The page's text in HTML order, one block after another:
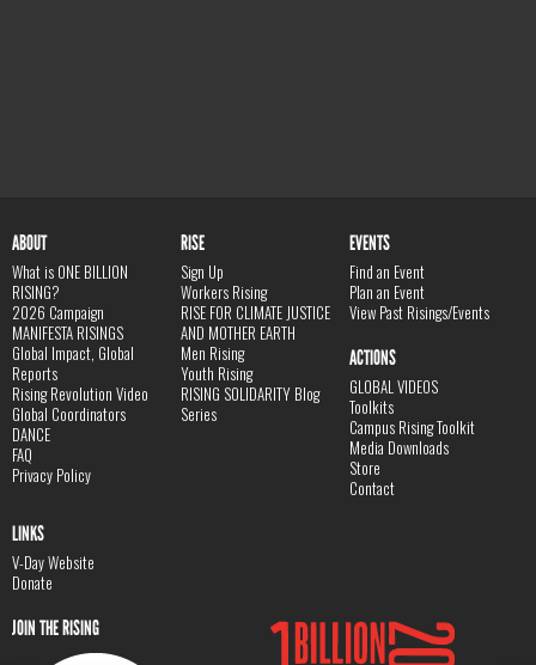
ABOUT
What is ONE BILLION
RISING?
2026 Campaign
MANIFESTA RISINGS
Global Impact, Global
Reports
Rising Revolution Video
Global Coordinators
DANCE
FAQ
Privacy Policy
RISE
Sign Up
Workers Rising
RISE FOR CLIMATE JUSTICE
AND MOTHER EARTH
Men Rising
Youth Rising
RISING SOLIDARITY Blog
Series
EVENTS
Find an Event
Plan an Event
View Past Risings/Events
ACTIONS
GLOBAL VIDEOS
Toolkits
Campus Rising Toolkit
Media Downloads
Store
Contact
LINKS
V-Day Website
Donate
JOIN THE RISING